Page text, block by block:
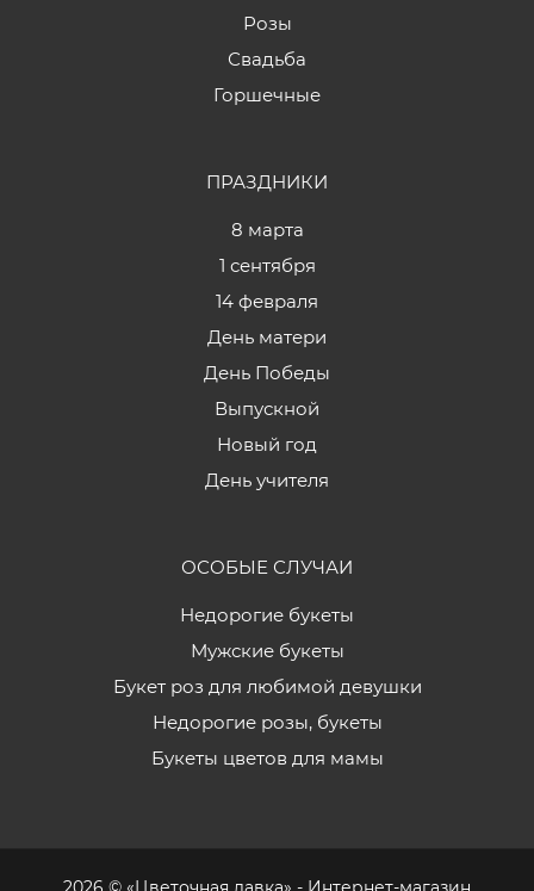
Розы
Свадьба
Горшечные
ПРАЗДНИКИ
8 марта
1 сентября
14 февраля
День матери
День Победы
Выпускной
Новый год
День учителя
ОСОБЫЕ СЛУЧАИ
Недорогие букеты
Мужские букеты
Букет роз для любимой девушки
Недорогие розы, букеты
Букеты цветов для мамы